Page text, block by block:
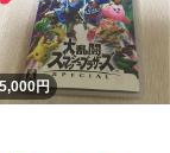
5,000円